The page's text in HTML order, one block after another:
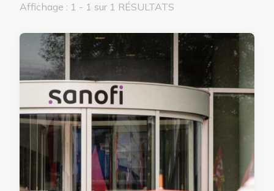
Affichage : 1 - 1 sur 1 RÉSULTATS